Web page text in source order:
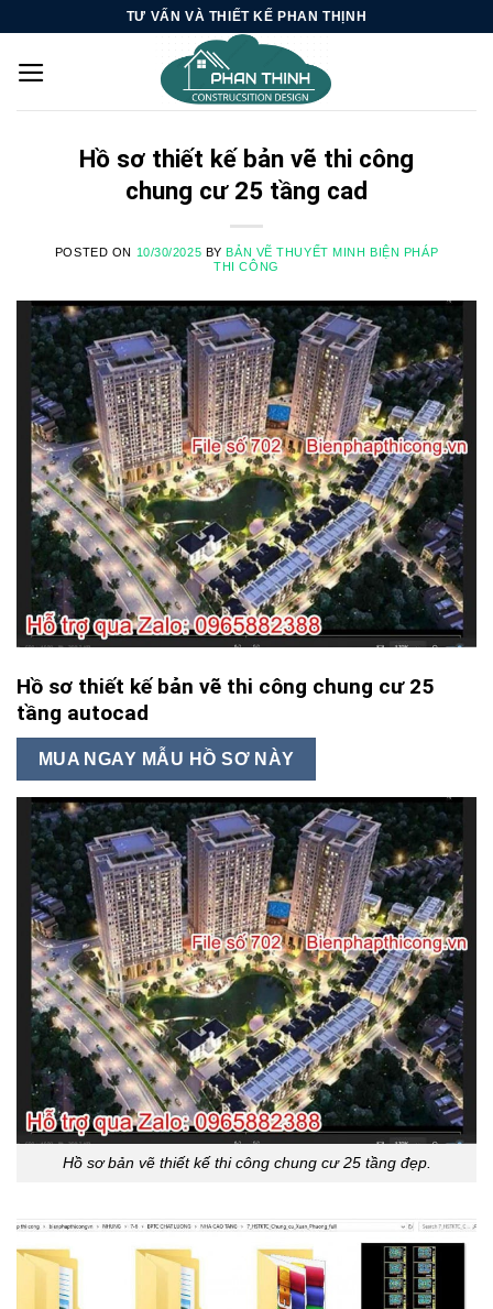
content
TƯ VẤN VÀ THIẾT KẾ PHAN THỊNH
Hồ sơ thiết kế bản vẽ thi công
chung cư 25 tầng cad
POSTED ON 10/30/2025 BYBẢN VẼ THUYẾT MINH BIỆN PHÁP
THI CÔNG
Hồ sơ thiết kế bản vẽ thi công chung cư 25
tầng autocad
MUA NGAY MẪU HỒ SƠ NÀY
Hồ sơ bản vẽ thiết kế thi công chung cư 25 tầng đẹp.